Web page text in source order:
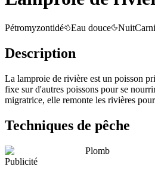
Pétromyzontidé Eau douce Nuit
Description
La lamproie de rivière est un poisson
fixe sur d'autres poissons pour se
migratrice, elle remonte les rivières
Techniques de pêche
Plomb
Publicité